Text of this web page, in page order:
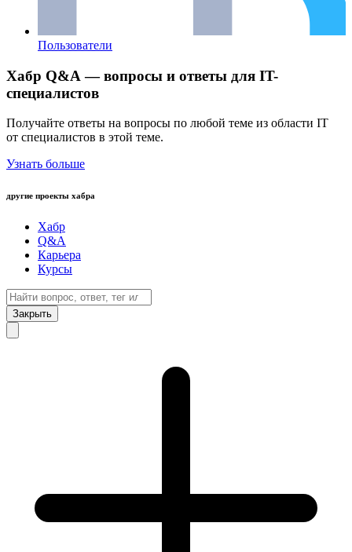
Пользователи
Хабр Q&A — вопросы и ответы для IT-
специалистов
Получайте ответы на вопросы по любой теме из области IT
от специалистов в этой теме.
Узнать больше
другие проекты хабра
Хабр
Q&A
Карьера
Курсы
Закрыть